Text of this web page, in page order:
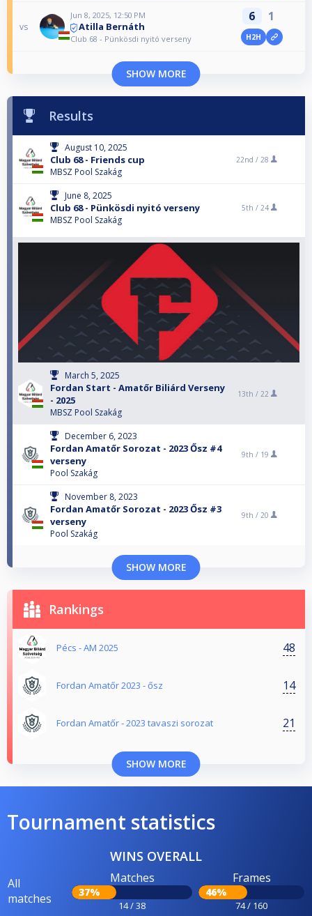
vs
Jun 8, 2025, 12:50 PM
Atilla Bernáth
Club 68 - Pünkösdi nyitó verseny
6 1
H2H
SHOW MORE
Results
August 10, 2025
Club 68 - Friends cup
MBSZ Pool Szakág
22nd / 28
June 8, 2025
Club 68 - Pünkösdi nyitó verseny
MBSZ Pool Szakág
5th / 24
March 5, 2025
Fordan Start - Amatőr Biliárd Verseny
- 2025
MBSZ Pool Szakág
13th / 22
December 6, 2023
Fordan Amatőr Sorozat - 2023 Ősz #4
verseny
Pool Szakág
9th / 19
November 8, 2023
Fordan Amatőr Sorozat - 2023 Ősz #3
verseny
Pool Szakág
9th / 20
SHOW MORE
Rankings
Pécs - AM 2025 48
Fordan Amatőr 2023 - ősz 14
Fordan Amatőr - 2023 tavaszi sorozat 21
SHOW MORE
Tournament statistics
WINS OVERALL
All
matches
Matches
37%
14 / 38
Frames
46%
74 / 160